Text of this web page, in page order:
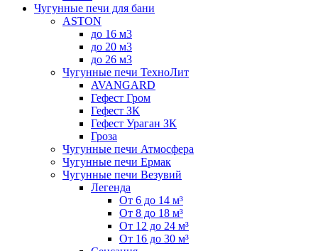
Чугунные печи для бани
ASTON
до 16 м3
до 20 м3
до 26 м3
Чугунные печи ТехноЛит
AVANGARD
Гефест Гром
Гефест ЗК
Гефест Ураган ЗК
Гроза
Чугунные печи Атмосфера
Чугунные печи Ермак
Чугунные печи Везувий
Легенда
От 6 до 14 м³
От 8 до 18 м³
От 12 до 24 м³
От 16 до 30 м³